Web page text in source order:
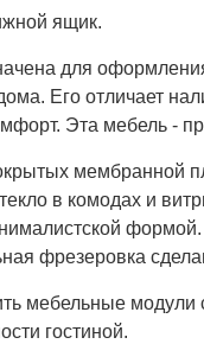
ящик.
для
Его отличает
Эта мебель -
мембранной
в комодах и
фрезеровка
мебельные модули
гостиной.